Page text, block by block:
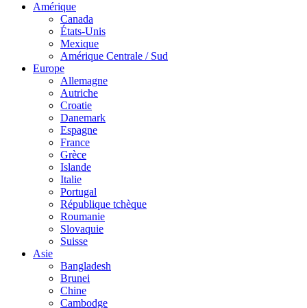
Amérique
Canada
États-Unis
Mexique
Amérique Centrale / Sud
Europe
Allemagne
Autriche
Croatie
Danemark
Espagne
France
Grèce
Islande
Italie
Portugal
République tchèque
Roumanie
Slovaquie
Suisse
Asie
Bangladesh
Brunei
Chine
Cambodge